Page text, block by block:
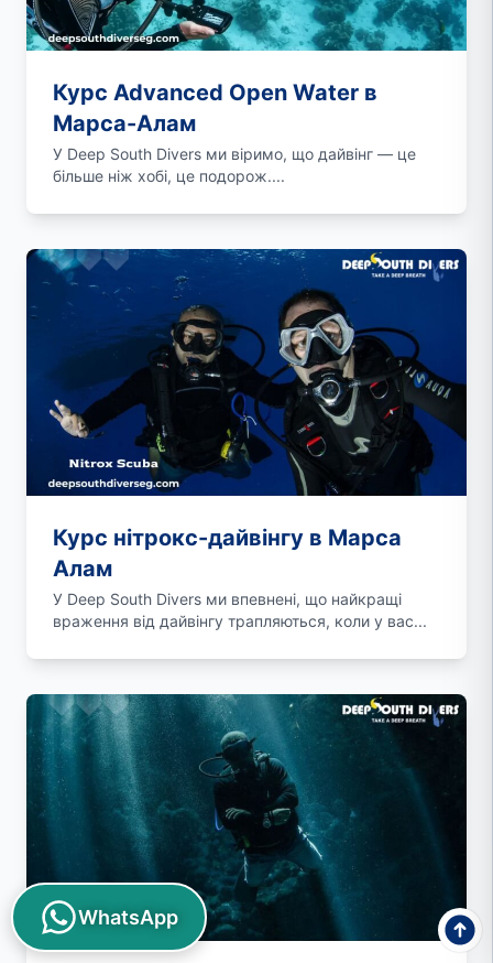
Курс Advanced Open Water в
Марса-Алам
У Deep South Divers ми віримо, що дайвінг — це
більше ніж хобі, це подорож....
Курс нітрокс-дайвінгу в Марса
Алам
У Deep South Divers ми впевнені, що найкращі
враження від дайвінгу трапляються, коли у вас...
WhatsApp